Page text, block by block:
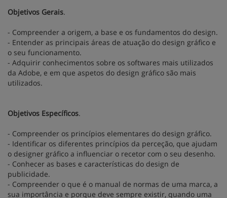
Objetivos Gerais.
- Compreender a origem, a base e os fundamentos do design.
- Entender as principais áreas de atuação do design gráfico e
o seu funcionamento.
- Adquirir conhecimentos sobre os softwares mais utilizados
da Adobe, e em que aspetos do design gráfico são mais
utilizados.
Objetivos Específicos.
- Compreender os princípios elementares do design gráfico.
- Identificar os diferentes princípios da perceção, que ajudam
o designer gráfico a influenciar o recetor com o seu desenho.
- Conhecer as bases e características do design de
publicidade.
- Compreender o que é o manual de normas de uma marca, a
sua importância e porque deve sempre existir, quando uma